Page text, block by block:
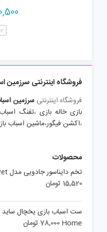
فروشگاه اینترنتی سرزمین
فروشگاه اینترنتی سرزمین
بازی خاله بازی ،تفنگ
،اکشن فیگور،ماشین اسباب
محصولات
تخم دایناسور جادویی مدل Growing Pet
15,520 تومان
Home
78,000تومان